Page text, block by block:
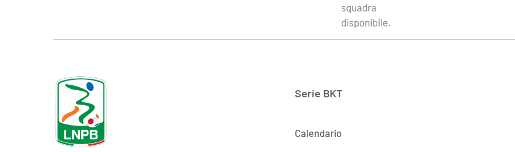
squadra
disponibile.
Serie BKT
Calendario